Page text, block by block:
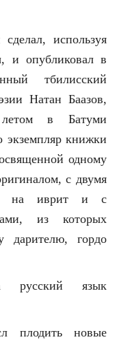
используя
и опубликовал в
тбилисский
Натан Баазов,
в Батуми
экземпляр книжки
одному
с двумя
на иврит и с
из которых
дарителю, гордо
русский язык
плодить новые